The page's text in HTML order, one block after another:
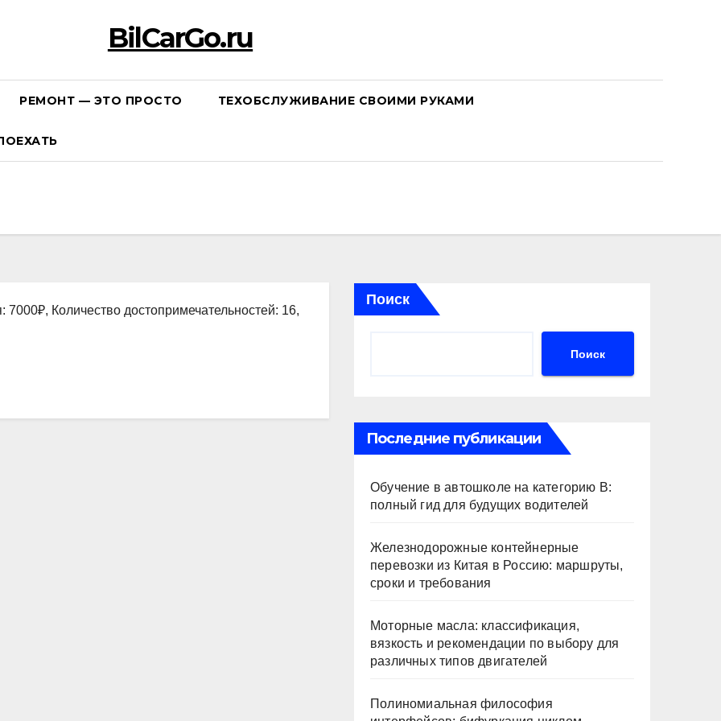
BilCarGo.ru
РЕМОНТ — ЭТО ПРОСТО ТЕХОБСЛУЖИВАНИЕ СВОИМИ РУКАМИ
Количество достопримечательностей: 16,
Поиск
Поиск
Последние публикации
Обучение в автошколе на категорию В:
полный гид для будущих водителей
Железнодорожные контейнерные
перевозки из Китая в Россию: маршруты,
сроки и требования
Моторные масла: классификация,
вязкость и рекомендации по выбору для
различных типов двигателей
Полиномиальная философия